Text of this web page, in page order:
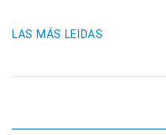
LAS MÁS LEIDAS